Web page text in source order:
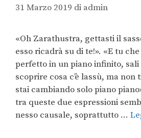
31 Marzo 2019 di admin
«Oh Zarathustra, gettasti il
esso ricadrà su di te!». «E tu
perfetto in un piano infinito, sali
scoprire cosa c’è lassù, ma non
stai cambiando solo piano
tra queste due espressioni
nesso causale, soprattutto …